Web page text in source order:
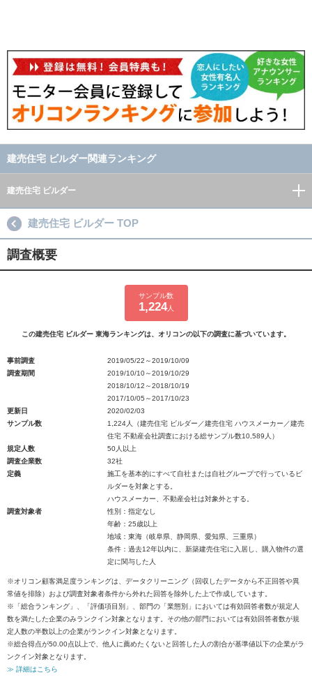
建売住宅 ビルダー関連ランキング
建売住宅 ビルダー
建売住宅 ビルダー TOP
調査概要
サンプル数
1,224人
この建売住宅 ビルダー 東海ランキングは、オリコンの以下の調査に基づいています。
事前調査
2019/05/22～2019/10/09
調査期間
2019/10/10～2019/10/29
2018/10/12～2018/10/19
2017/10/05～2017/10/23
更新日
2020/02/03
サンプル数
1,224人（建売住宅 ビルダー／建売住宅 ハウスメーカー／建売
住宅 不動産会社調査における総サンプル数10,589人）
規定人数
50人以上
調査企業数
32社
定義
施工を基本的にすべて自社または自社グループで行っているビ
ルダーを対象とする。
ハウスメーカー、不動産会社は対象外とする。
調査対象者
性別：指定なし
年齢：25歳以上
地域：東海（岐阜県、静岡県、愛知県、三重県）
条件：過去12年以内に、新築建売住宅に入居し、購入物件の選
定に関与した人
※オリコン顧客満足度ランキングは、データクリーニング（回収したデータから不正回答や異
常値を排除）および調査対象者条件から外れた回答を除外した上で作成しています。
※「総合ランキング」、「評価項目別」、部門の「業態別」においては有効回答者数が規定人
数を満たした企業のみランクイン対象となります。その他の部門においては有効回答者数が規
定人数の半数以上の企業がランクイン対象となります。
※総合得点が50.00点以上で、他人に薦めたくないと回答した人の割合が基準値以下の企業がラ
ンクイン対象となります。
≫ 詳細はこちら